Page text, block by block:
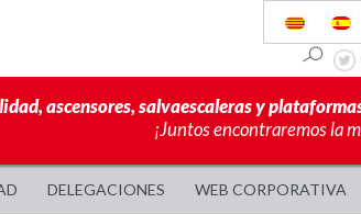
ascensores, salvaescaleras y
¡Juntos encontraremos la
DELEGACIONES WEB CORPORATIVA